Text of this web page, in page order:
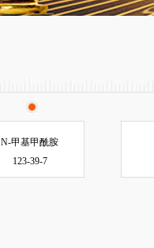
N-甲基甲酰胺
123-39-7